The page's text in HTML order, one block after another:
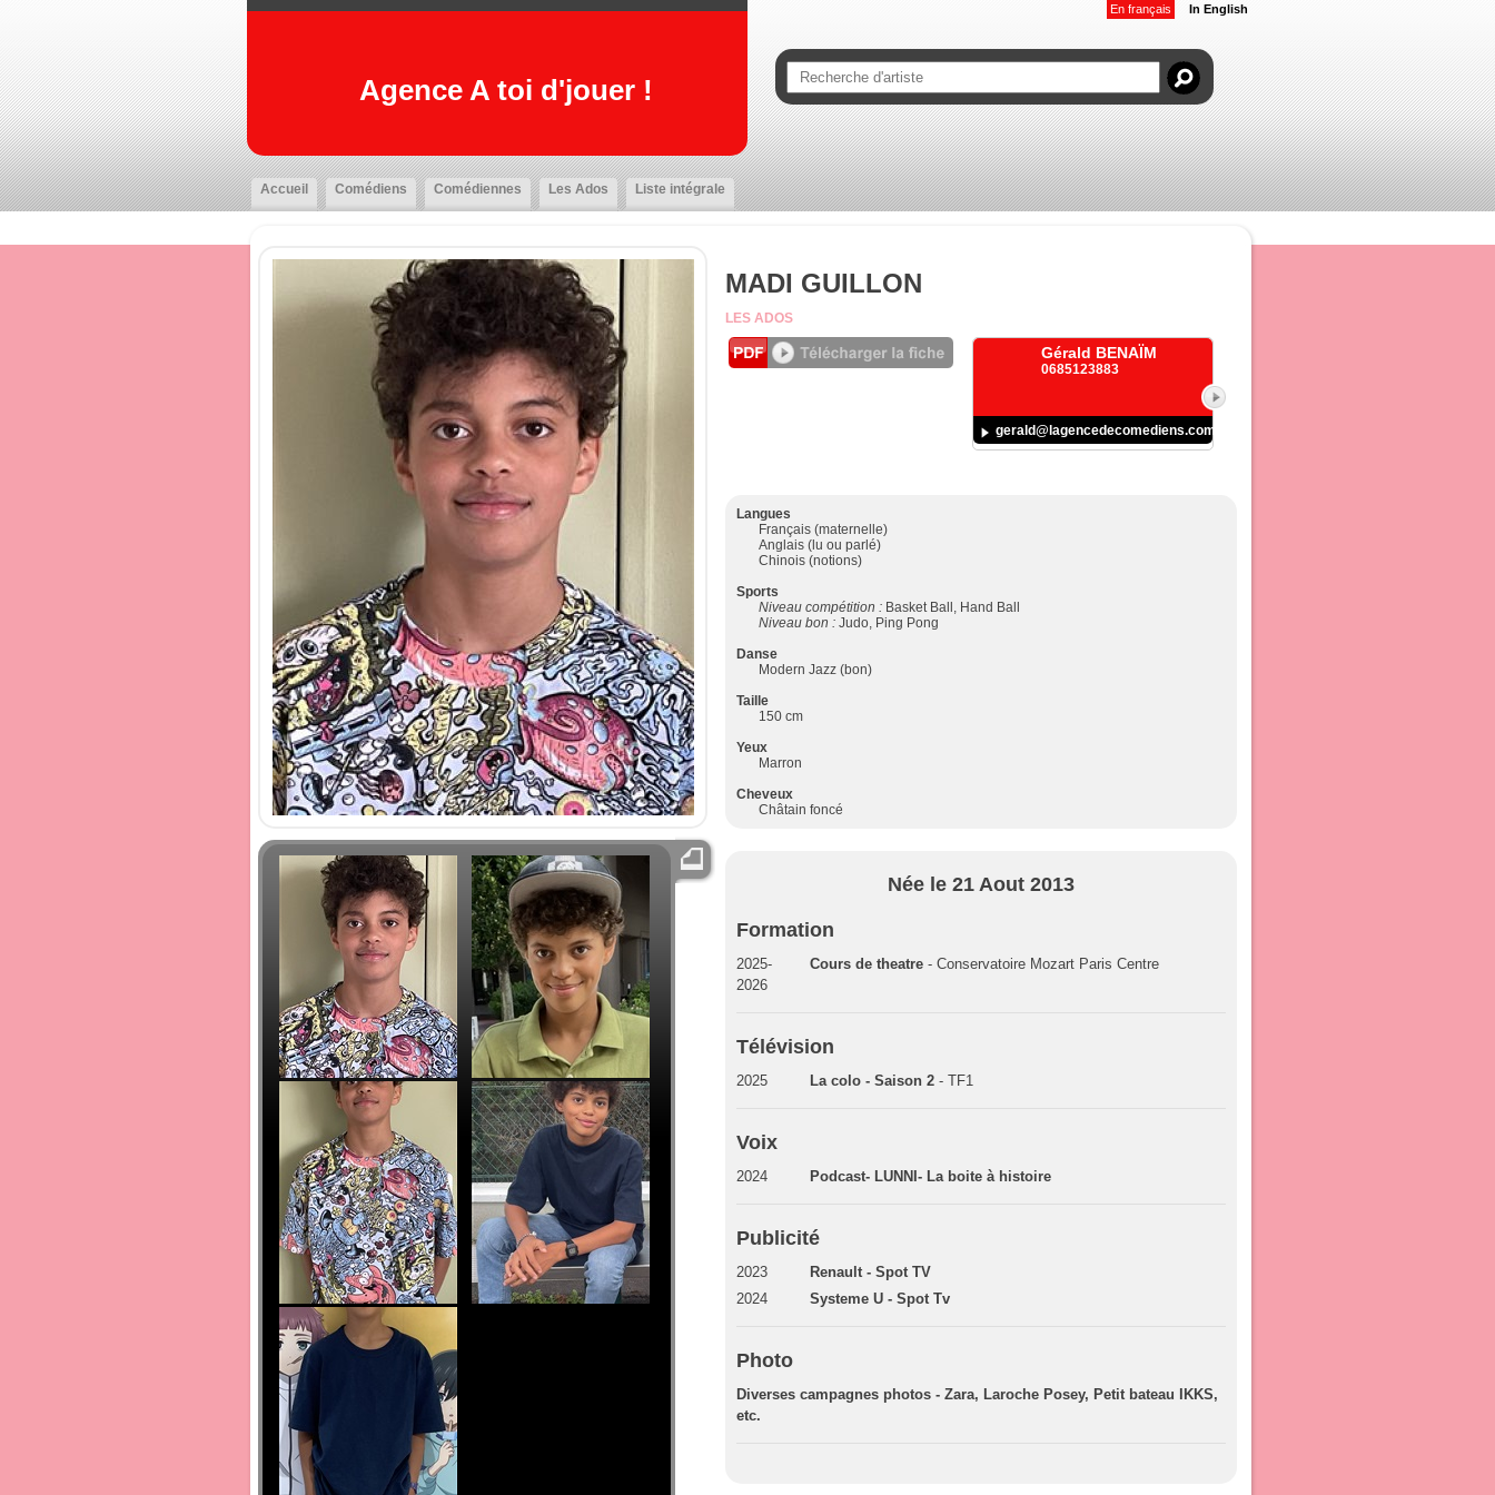
Agence A toi d'jouer !
En français In English
Accueil Comédiens Comédiennes Les Ados Liste intégrale
MADI GUILLON
LES ADOS
Gérald BENAÏM
0685123883
gerald@lagencedecomediens.com
Langues
Français (maternelle)
Anglais (lu ou parlé)
Chinois (notions)
Sports
Niveau compétition : Basket Ball, Hand Ball
Niveau bon : Judo, Ping Pong
Danse
Modern Jazz (bon)
Taille
150 cm
Yeux
Marron
Cheveux
Châtain foncé
Née le 21 Aout 2013
Formation
2025-
2026
Cours de theatre - Conservatoire Mozart Paris Centre
Télévision
2025 La colo - Saison 2 - TF1
Voix
2024 Podcast- LUNNI- La boite à histoire
Publicité
2023
Renault - Spot TV
2024
Systeme U - Spot Tv
Photo
Diverses campagnes photos - Zara, Laroche Posey, Petit bateau IKKS,
etc.